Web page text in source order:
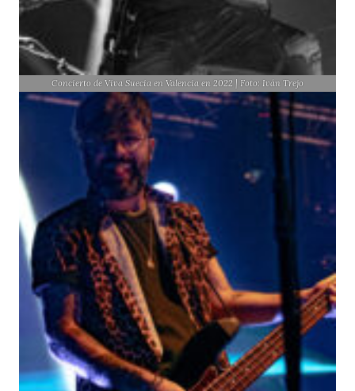
Concierto de Viva Suecia en Valencia en 2022 | Foto: Iván Trejo